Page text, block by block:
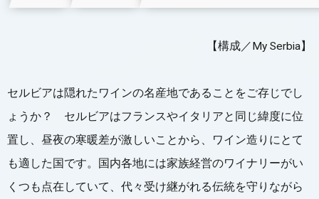
【構成／My Serbia】
セルビアは隠れたワインの名産地であることをご存じでし
ょうか？ セルビアはフランスやイタリアと同じ緯度に位
置し、昼夜の寒暖差が激しいことから、ワイン造りにとて
も適した国です。国内各地には家族経営のワイナリーがい
くつも点在していて、代々受け継がれる伝統を守りながら